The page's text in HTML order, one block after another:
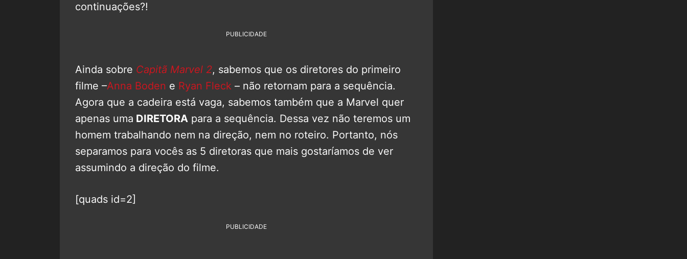
continuações?!
PUBLICIDADE
Ainda sobre Capitã Marvel 2, sabemos que os diretores do primeiro
filme –Anna Boden e Ryan Fleck – não retornam para a sequência.
Agora que a cadeira está vaga, sabemos também que a Marvel quer
apenas uma DIRETORA para a sequência. Dessa vez não teremos um
homem trabalhando nem na direção, nem no roteiro. Portanto, nós
separamos para vocês as 5 diretoras que mais gostaríamos de ver
assumindo a direção do filme.
[quads id=2]
PUBLICIDADE